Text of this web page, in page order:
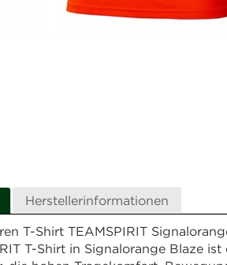
Herstellerinformationen
T-Shirt TEAMSPIRIT
T-Shirt in Signalorange Blaze